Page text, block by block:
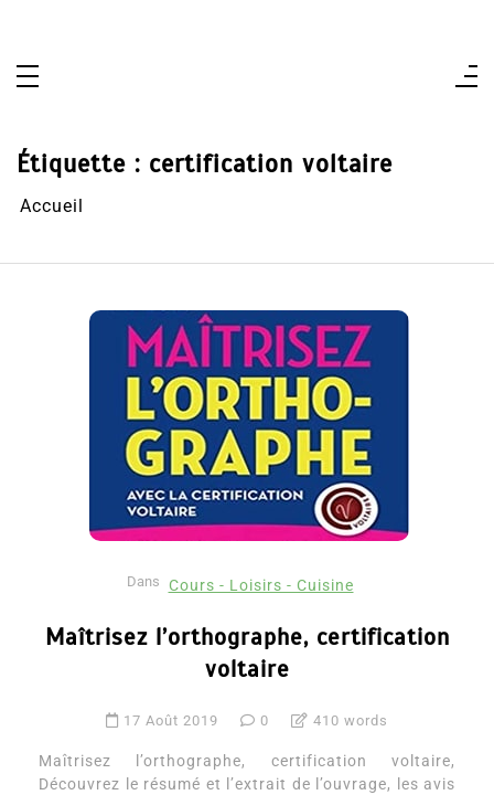
Étiquette : certification voltaire
Accueil
Dans Cours - Loisirs - Cuisine
Maîtrisez l’orthographe, certification
voltaire
17 Août 2019 0 410 words
Maîtrisez l’orthographe, certification voltaire,
Découvrez le résumé et l’extrait de l’ouvrage, les avis